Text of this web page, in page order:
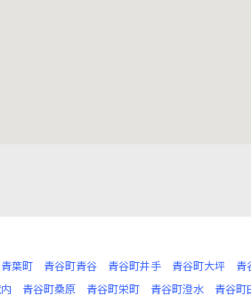
青葉町 青谷町青谷 青谷町井手 青谷町大坪 青
青谷町桑原 青谷町栄町 青谷町澄水 青谷町